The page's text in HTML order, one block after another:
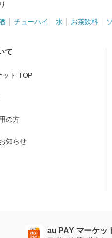
チューハイ 水 お茶飲料
て
ット TOP
の方
知らせ
au PAY マーケッ